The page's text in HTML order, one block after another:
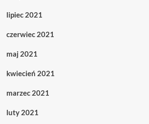
lipiec 2021
czerwiec 2021
maj 2021
kwiecień 2021
marzec 2021
luty 2021